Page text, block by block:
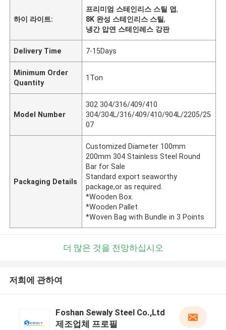
하이 라이트:
프리미엄 스테인리스 스틸 엽,
8K 완성 스테인리스 스틸,
냉간 압연 스테인레스 강판
Delivery Time 7-15Days
Minimum Order
Quantity
1Ton
Model Number
302 304/316/409/410
304/304L/316/409/410/904L/2205/25
07
Packaging Details
Customized Diameter 100mm
200mm 304 Stainless Steel Round
Bar for Sale
Standard export seaworthy
package,or as required.
*Wooden Box.
*Wooden Pallet.
*Woven Bag with Bundle in 3 Points
더 많은 것을 전망하십시오
저희에 관하여
Foshan Sewaly Steel Co.,Ltd
제조업체 프로필